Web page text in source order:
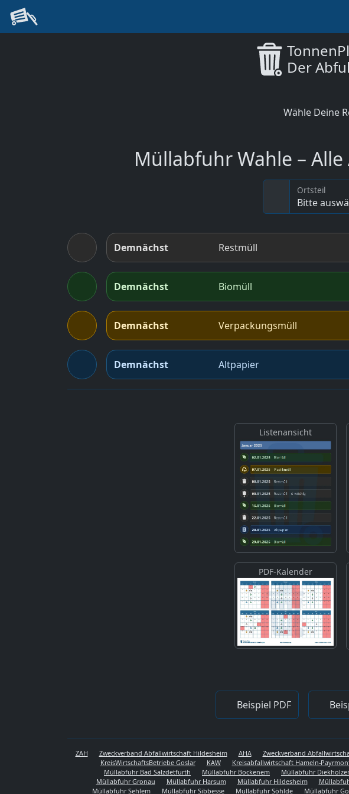
Der
Wähle Deine
Müllabfuhr Wahle –
Bitte
Ortsteil
Demnächst Restmüll
Demnächst Biomüll
Demnächst Verpackungsmüll
Demnächst Altpapier
Listenansicht
PDF-Kalender
Beispiel PDF
ZAH Zweckverband Abfallwirtschaft Hildesheim AHA Zweckverband
KreisWirtschaftsBetriebe Goslar
KAW Kreisabfallwirtschaft Hameln-
Müllabfuhr Bad Salzdetfurth
Müllabfuhr Bockenem Müllabfuhr
Müllabfuhr Gronau
Müllabfuhr Harsum Müllabfuhr Hildesheim
Müllabfuhr Sehlem
Müllabfuhr Sibbesse Müllabfuhr Söhlde Müllabfuhr